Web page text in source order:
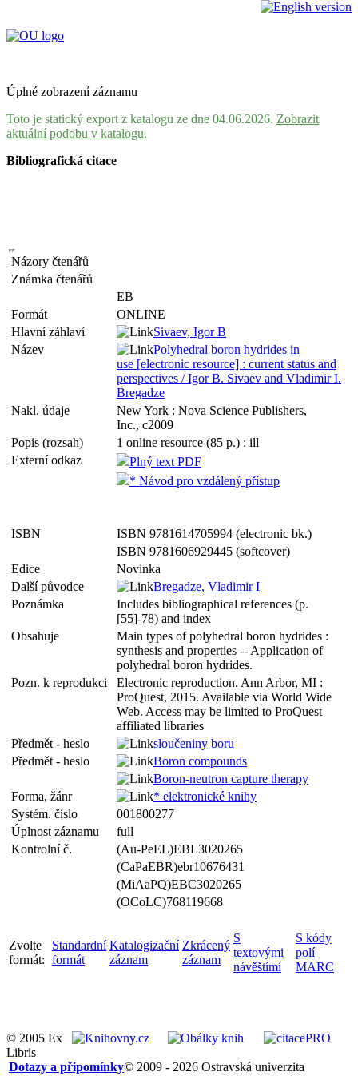
Úplné zobrazení záznamu
Toto je statický export z katalogu ze dne 04.06.2026. Zobrazit
aktuální podobu v katalogu.
Bibliografická citace
Názory čtenářů
Známka čtenářů
EB
Formát
ONLINE
Hlavní záhlaví
Sivaev, Igor B
Název
Polyhedral boron hydrides in
use [electronic resource] : current status and
perspectives / Igor B. Sivaev and Vladimir I.
Bregadze
Nakl. údaje
New York : Nova Science Publishers,
Inc., c2009
Popis (rozsah)
1 online resource (85 p.) : ill
Externí odkaz
Plný text PDF
* Návod pro vzdálený přístup
ISBN
ISBN 9781614705994 (electronic bk.)
ISBN 9781606929445 (softcover)
Edice
Novinka
Další původce
Bregadze, Vladimir I
Poznámka
Includes bibliographical references (p.
[55]-78) and index
Obsahuje
Main types of polyhedral boron hydrides :
synthesis and properties -- Application of
polyhedral boron hydrides.
Pozn. k reprodukci
Electronic reproduction. Ann Arbor, MI :
ProQuest, 2015. Available via World Wide
Web. Access may be limited to ProQuest
affiliated libraries
Předmět - heslo
sloučeniny boru
Předmět - heslo
Boron compounds
Boron-neutron capture therapy
Forma, žánr
* elektronické knihy
Systém. číslo
001800277
Úplnost záznamu
full
Kontrolní č.
(Au-PeEL)EBL3020265
(CaPaEBR)ebr10676431
(MiAaPQ)EBC3020265
(OCoLC)768119668
Zvolte
formát:
Standardní
formát
Katalogizační
záznam
Zkrácený
záznam
S
textovými
návěštími
S kódy
polí
MARC
© 2005 Ex
Libris
© 2009 - 2026 Ostravská univerzita
Dotazy a připomínky